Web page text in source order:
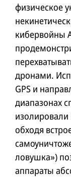
физическое
кибервойны
дронами.
GPS и
диапазонах
обходя
ловушка»)
аппараты